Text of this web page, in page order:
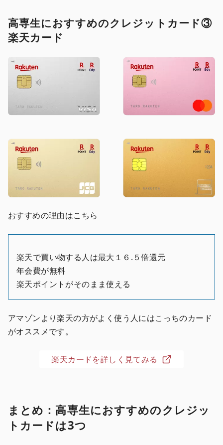
高専生におすすめのクレジットカード③
楽天カード
おすすめの理由はこちら
楽天で買い物する人は最大１６.５倍還元
年会費が無料
楽天ポイントがそのまま使える
アマゾンより楽天の方がよく使う人にはこっちのカード
がオススメです。
楽天カードを詳しく見てみる
まとめ：高専生におすすめのクレジッ
トカードは3つ